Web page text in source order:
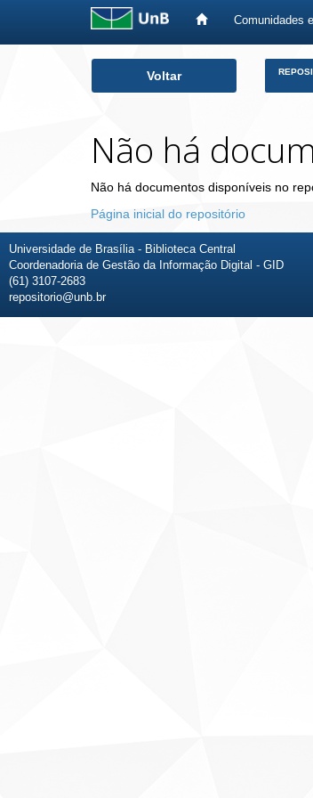
Comunidades
Voltar
Não há
Não há documentos disponíveis no
Página inicial do repositório
Universidade de Brasília - Biblioteca Central
Coordenadoria de Gestão da Informação Digital - GID
(61) 3107-2683
repositorio@unb.br